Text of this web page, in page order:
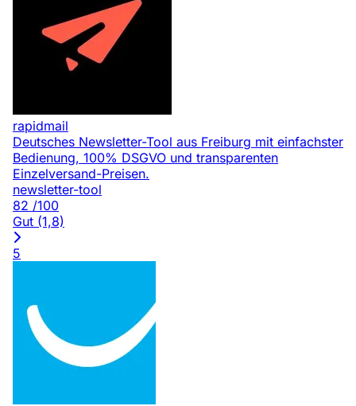
rapidmail
Deutsches Newsletter-Tool aus Freiburg mit einfachster
Bedienung, 100% DSGVO und transparenten
Einzelversand-Preisen.
newsletter-tool
82 /100
Gut (1,8)
5